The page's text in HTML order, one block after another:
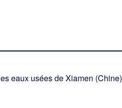
eaux usées de Xiamen (Chine)